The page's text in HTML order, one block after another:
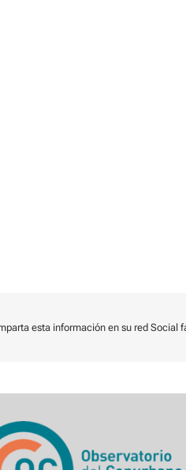
esta información en su red Social